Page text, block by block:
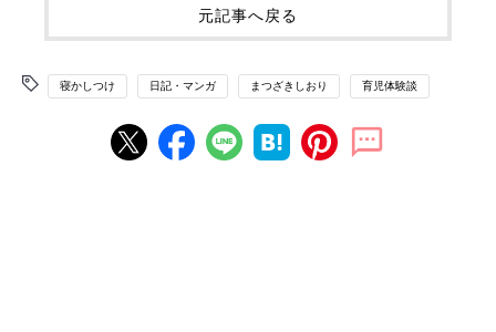
元記事へ戻る
寝かしつけ 日記・マンガ まつざきしおり 育児体験談